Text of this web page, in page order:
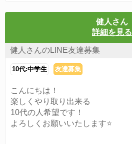
健人さん
詳細を見る
健人さんのLINE友達募集
10代:中学生 友達募集
こんにちは！
楽しくやり取り出来る
10代の人希望です！
よろしくお願いいたします⭐️